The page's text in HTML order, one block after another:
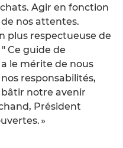
Agir en fonction
nos attentes.
plus respectueuse de
Ce guide de
le mérite de nous
responsabilités,
notre avenir
Président
»